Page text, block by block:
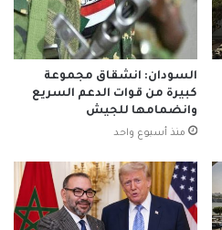
السودان: انشقاق مجموعة
كبيرة من قوات الدعم السريع
وانضمامها للجيش
منذ أسبوع واحد